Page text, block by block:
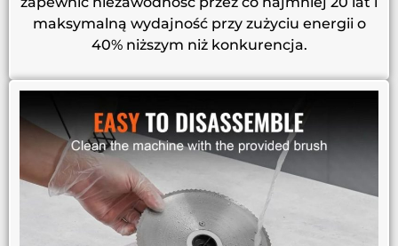
maksymalną wydajność przy zużyciu energii o
40% niższym niż konkurencja.